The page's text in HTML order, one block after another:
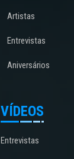
Artistas
Entrevistas
Aniversários
VÍDEOS
Entrevistas